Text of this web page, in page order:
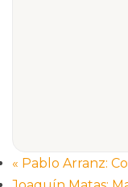
« Pablo Arranz: